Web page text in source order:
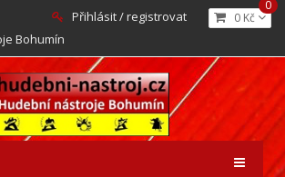
0 Kč
0
Přihlásit / registrovat
Bohumín